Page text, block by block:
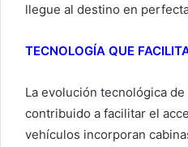
llegue al destino en
TECNOLOGÍA QUE
La evolución tecnológica
contribuido a facilitar el
vehículos incorporan